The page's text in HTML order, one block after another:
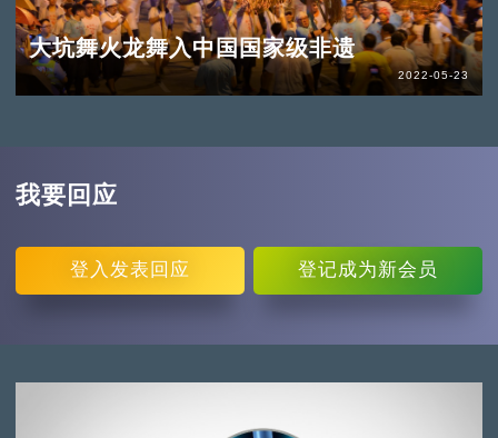
大坑舞火龙舞入中国国家级非遗
2022-05-23
我要回应
登入 发表回应 登记成为新会员